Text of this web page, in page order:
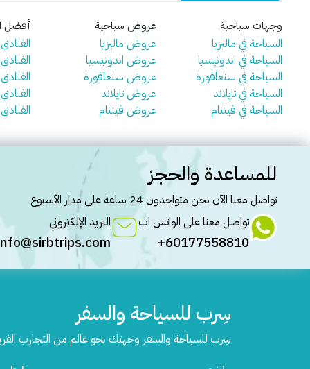
وجهات سياحية
السياحة في ماليزيا
السياحة في اندونيسيا
السياحة في سنغافورة
السياحة في تايلاند
السياحة في فيتنام
عروض سياحية
عروض ماليزيا
عروض اندونيسيا
عروض سنغافورة
عروض تايلاند
عروض فيتنام
أفضل
للمساعدة والحجز
تواصل معنا الآن نحن متواجدون 24 ساعة على مدار الأسبوع
تواصل معنا على الواتس اب
60177558810+
البريد الإلكتروني
سِرب للسياحة والسفر
سِرب للسياحة والسفر وجهتك نحو عالم من التجارب